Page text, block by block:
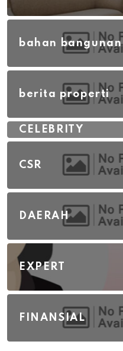
bahan bangunan
berita properti
CELEBRITY
CSR
DAERAH
EXPERT
FINANSIAL